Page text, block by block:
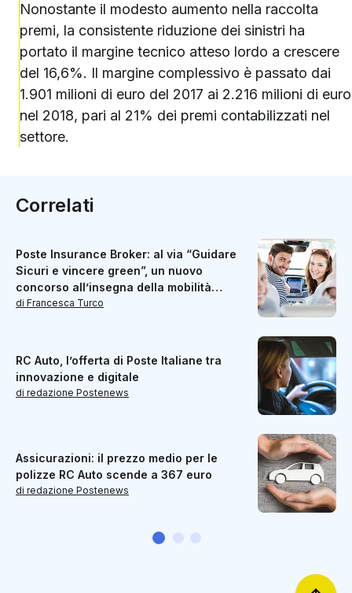
Nonostante il modesto aumento nella raccolta
premi, la consistente riduzione dei sinistri ha
portato il margine tecnico atteso lordo a crescere
del 16,6%. Il margine complessivo è passato dai
1.901 milioni di euro del 2017 ai 2.216 milioni di euro
nel 2018, pari al 21% dei premi contabilizzati nel
settore.
Correlati
Poste Insurance Broker: al via “Guidare
Sicuri e vincere green”, un nuovo
concorso all’insegna della mobilità
sostenibile
di Francesca Turco
RC Auto, l’offerta di Poste Italiane tra
innovazione e digitale
di redazione Postenews
Assicurazioni: il prezzo medio per le
polizze RC Auto scende a 367 euro
di redazione Postenews